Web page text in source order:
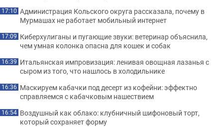
17:10 Администрация Кольского округа рассказала, почему в
Мурмашах не работает мобильный интернет
17:09 Киберхулиганы и пугающие звуки: ветеринар объяснила,
чем умная колонка опасна для кошек и собак
16:39 Итальянская импровизация: ленивая овощная лазанья с
сыром из того, что нашлось в холодильнике
16:36 Маскируем кабачки под десерт из кофейни: эффектно
справляемся с кабачковым нашествием
16:54 Воздушный как облако: клубничный шифоновый торт,
который сохраняет форму